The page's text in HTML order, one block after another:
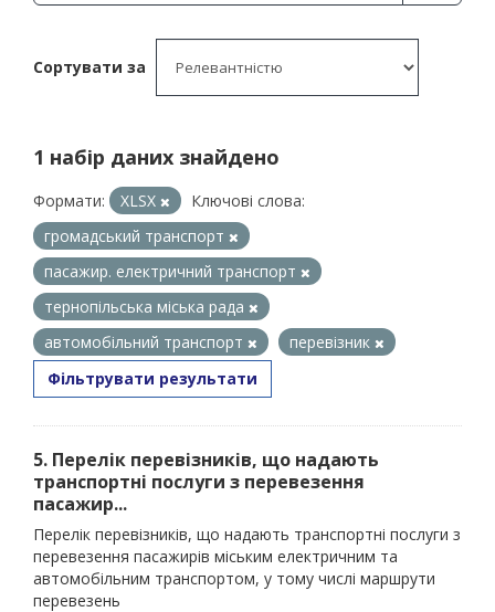
Сортувати за
1 набір даних знайдено
Формати: XLSX
Ключові слова:
громадський транспорт
пасажир. електричний транспорт
тернопільська міська рада
автомобільний транспорт
перевізник
Фільтрувати результати
5. Перелік перевізників, що надають
транспортні послуги з перевезення
пасажир...
Перелік перевізників, що надають транспортні послуги з
перевезення пасажирів міським електричним та
автомобільним транспортом, у тому числі маршрути
перевезень